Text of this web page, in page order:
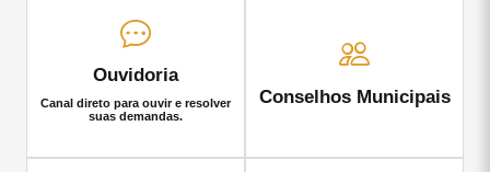
Ouvidoria
Canal direto para ouvir e resolver
suas demandas.
Conselhos Municipais